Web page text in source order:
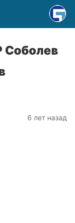
Соболев
6 лет назад